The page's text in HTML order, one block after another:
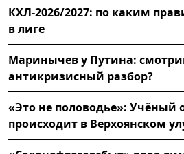
КХЛ-2026/2027: по каким
в лиге
Маринычев у Путина:
антикризисный разбор?
«Это не половодье»: Учёный
происходит в Верхоянском